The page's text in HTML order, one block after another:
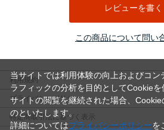
ください。木材の割れを防ぎたい場合や硬
は長さのある木ねじのため、厚みのある木
箇所で使いやすいサイズです。
（＋）皿木ねじ 寸法表（単位：mm）
呼び
径
十字
穴
d
d許容
差
dk
dk許
容差
1.8 1 1.8 ±0.05
この商品について問い
レビューを書く
利用規約
プライバシーポリシー
特定商取引法に基づく表示
当サイトでは利用体験の向上およびコン
ラフィックの分析を目的としてCookieを
サイトの閲覧を継続された場合、
のといたします。
詳細についてはプライバシーポリシーを